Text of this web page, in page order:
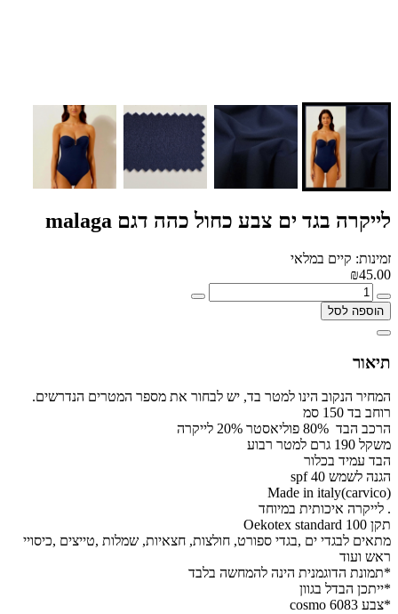
לייקרה בגד ים צבע כחול כהה דגם malaga
זמינות: קיים במלאי
₪45.00
הוספה לסל
תיאור
המחיר הנקוב הינו למטר בד, יש לבחור את מספר המטרים הנדרשים.
רוחב בד 150 סמ
הרכב הבד 80% פוליאסטר 20% לייקרה
משקל 190 גרם למטר רבוע
הבד עמיד בכלור
הגנה לשמש spf 40
Made in italy(carvico)
. לייקרה איכותית במיוחד
תקן Oekotex standard 100
מתאים לבגדי ים ,בגדי ספורט, חולצות, חצאיות, שמלות ,טייצים ,כיסויי
ראש ועוד
*תמונת הדוגמנית הינה להמחשה בלבד
*ייתכן הבדל בגוון
*צבע cosmo 6083